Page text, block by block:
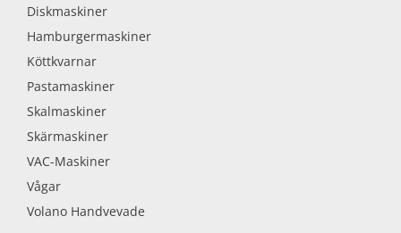
Diskmaskiner
Hamburgermaskiner
Köttkvarnar
Pastamaskiner
Skalmaskiner
Skärmaskiner
VAC-Maskiner
Vågar
Volano Handvevade